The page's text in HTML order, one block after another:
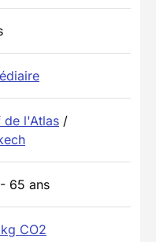
de l'Atlas /
65 ans
CO2